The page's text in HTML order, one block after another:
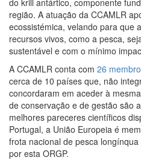
região. A atuação da CCAMLR
ecossistémica, velando para que
recursos vivos, como a pesca,
sustentável e com o mínimo
A CCAMLR conta com 26
cerca de 10 países que, não
concordaram em aceder à
de conservação e de gestão são
melhores pareceres científicos
Portugal, a União Europeia é
frota nacional de pesca
por esta ORGP.